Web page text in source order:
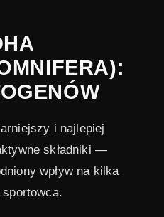
i najlepiej
składniki —
wpływ na kilka